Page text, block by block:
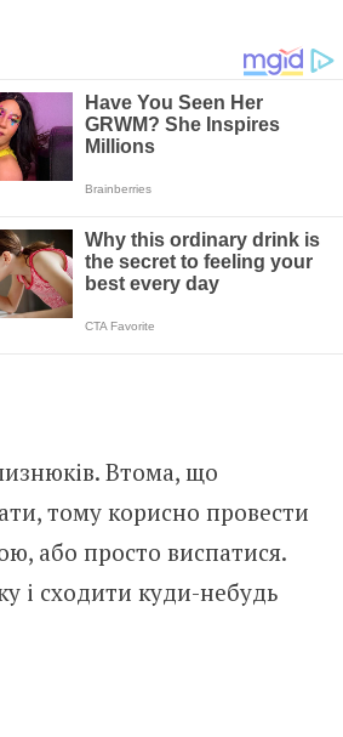
Втома, що
тому корисно провести
або просто виспатися.
і сходити куди-небудь